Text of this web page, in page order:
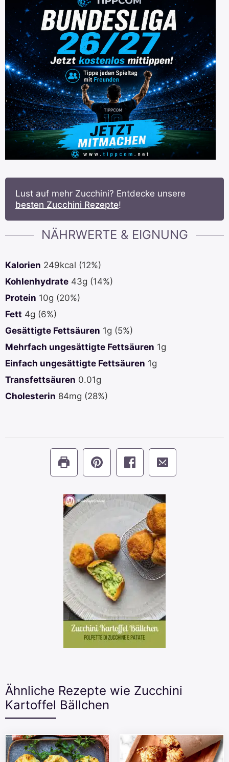
Lust auf mehr Zucchini? Entdecke unsere
besten Zucchini Rezepte!
NÄHRWERTE & EIGNUNG
Kalorien 249kcal (12%)
Kohlenhydrate 43g (14%)
Protein 10g (20%)
Fett 4g (6%)
Gesättigte Fettsäuren 1g (5%)
Mehrfach ungesättigte Fettsäuren 1g
Einfach ungesättigte Fettsäuren 1g
Transfettsäuren 0.01g
Cholesterin 84mg (28%)
Ähnliche Rezepte wie Zucchini
Kartoffel Bällchen